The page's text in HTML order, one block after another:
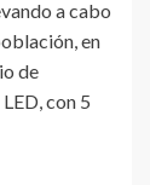
a cabo
en
de
con 5